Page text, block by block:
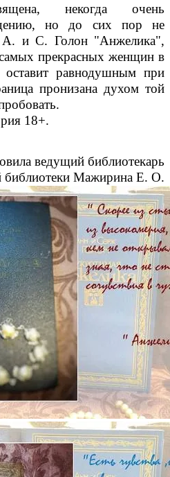
некогда очень
но до сих пор не
А. и С. Голон "Анжелика",
прекрасных женщин в
оставит равнодушным при
пронизана духом той
18+.
ведущий библиотекарь
библиотеки Мажирина Е. О.